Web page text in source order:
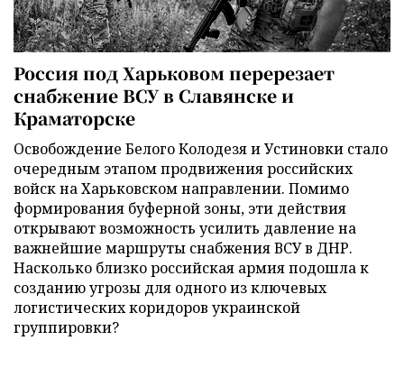
Россия под Харьковом перерезает
снабжение ВСУ в Славянске и
Краматорске
Освобождение Белого Колодезя и Устиновки стало
очередным этапом продвижения российских
войск на Харьковском направлении. Помимо
формирования буферной зоны, эти действия
открывают возможность усилить давление на
важнейшие маршруты снабжения ВСУ в ДНР.
Насколько близко российская армия подошла к
созданию угрозы для одного из ключевых
логистических коридоров украинской
группировки?